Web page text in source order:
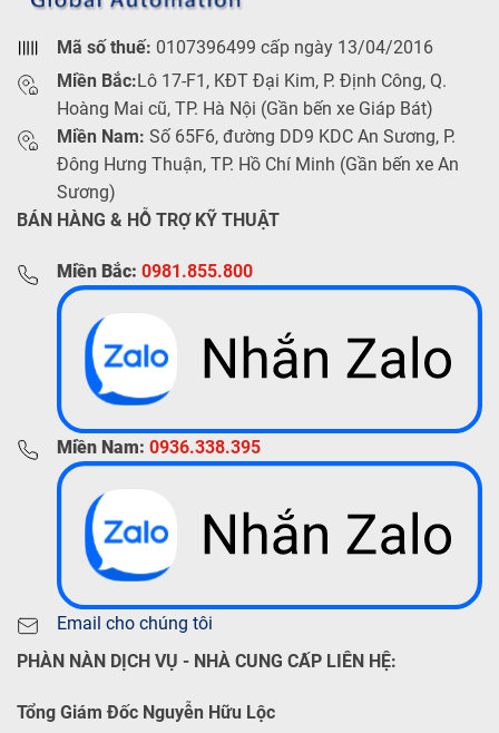
Mã số thuế: 0107396499 cấp ngày 13/04/2016
Miền Bắc:Lô 17-F1, KĐT Đại Kim, P. Định Công, Q.
Hoàng Mai cũ, TP. Hà Nội (Gần bến xe Giáp Bát)
Miền Nam: Số 65F6, đường DD9 KDC An Sương, P.
Đông Hưng Thuận, TP. Hồ Chí Minh (Gần bến xe An
Sương)
BÁN HÀNG & HỖ TRỢ KỸ THUẬT
Miền Bắc: 0981.855.800
Miền Nam: 0936.338.395
Email cho chúng tôi
PHÀN NÀN DỊCH VỤ - NHÀ CUNG CẤP LIÊN HỆ:
Tổng Giám Đốc Nguyễn Hữu Lộc